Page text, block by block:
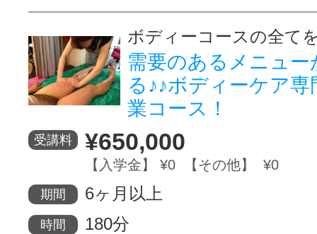
ボディーコースの全て
需要のあるメニュー
る♪♪ボディーケア
業コース！
受講料 ¥650,000
【入学金】 ¥0 【その他】 ¥0
期間 6ヶ月以上
時間 180分